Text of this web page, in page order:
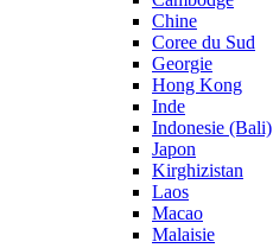
Chine
Coree du Sud
Georgie
Hong Kong
Inde
Indonesie (Bali)
Japon
Kirghizistan
Laos
Macao
Malaisie